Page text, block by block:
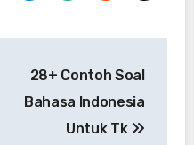
28+ Contoh Soal
Bahasa Indonesia
Untuk Tk